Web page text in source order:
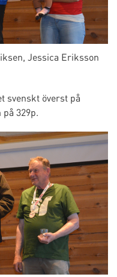
Jessica Eriksson
svenskt överst på
329p.